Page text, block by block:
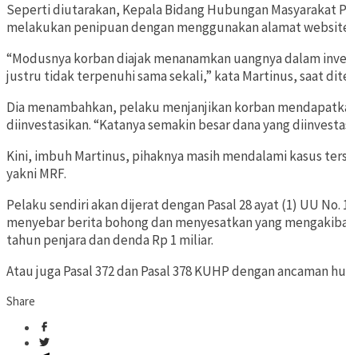
Seperti diutarakan, Kepala Bidang Hubungan
melakukan penipuan dengan menggunakan alamat
“Modusnya korban diajak menanamkan uangnya dalam
justru tidak terpenuhi sama sekali,” kata Martinus, saat
Dia menambahkan, pelaku menjanjikan korban
diinvestasikan. “Katanya semakin besar dana yang
Kini, imbuh Martinus, pihaknya masih mendalami kasus
yakni MRF.
Pelaku sendiri akan dijerat dengan Pasal 28 ayat (1) UU
menyebar berita bohong dan menyesatkan yang
tahun penjara dan denda Rp 1 miliar.
Atau juga Pasal 372 dan Pasal 378 KUHP dengan ancaman
Share